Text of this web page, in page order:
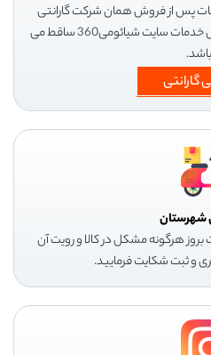
پس از فروش همان شرکت گارانتی
کننده بوده و مسئولیت آن از بخش خدمات سایت شیائومی360 ساقط می
باشد.
گارانتی
شهرستان
هرگونه مشکل در کالا و رویت آن